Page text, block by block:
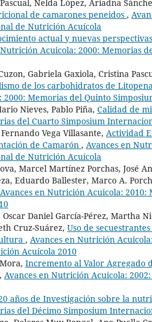
Nelda López, Ariadna
de camarones peneidos ,
de Nutrición Acuícola
actual y nuevas
Acuicola: 2000: Memorias
Gabriela Gaxiola, Cristina
de los carbohidratos de
Memorias del Quinto
Nieves, Pablo Piña, Calidad de
del Cuarto Simposium
Vega Villasante, Actividad
de Camarón , Avances en
de Nutrición Acuícola
Marcel Martínez Porchas, José
Eduardo Ballester, Marco A.
Avances en Nutrición Acuicola:
Daniel García-Pérez, Martha
Cruz-Suárez, Uso de
, Avances en Nutrición
Acuícola 2010
Incremento al Valor Agregado
, Avances en Nutrición Acuicola:
años de Investigación sobre la
del Décimo Simposium